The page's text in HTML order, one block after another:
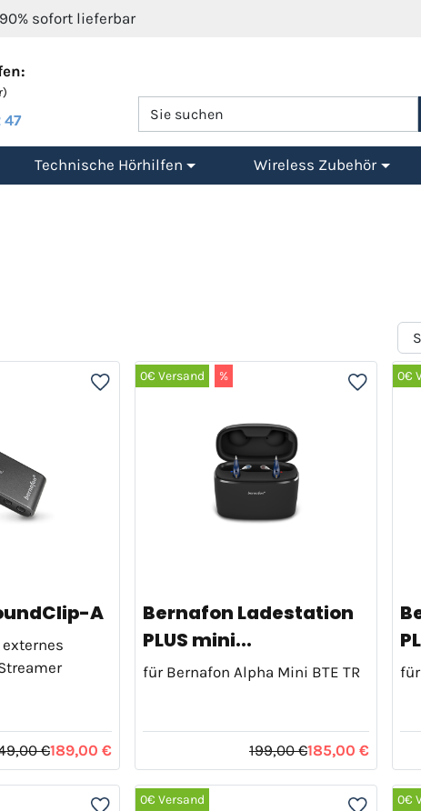
90% sofort lieferbar
Technische Hörhilfen Wireless Zubehör
A
€189,00 €
0€ Versand %
Bernafon Ladestation
PLUS mini...
für Bernafon Alpha Mini BTE TR
199,00 €185,00 €
0€
für
0€ Versand 0€